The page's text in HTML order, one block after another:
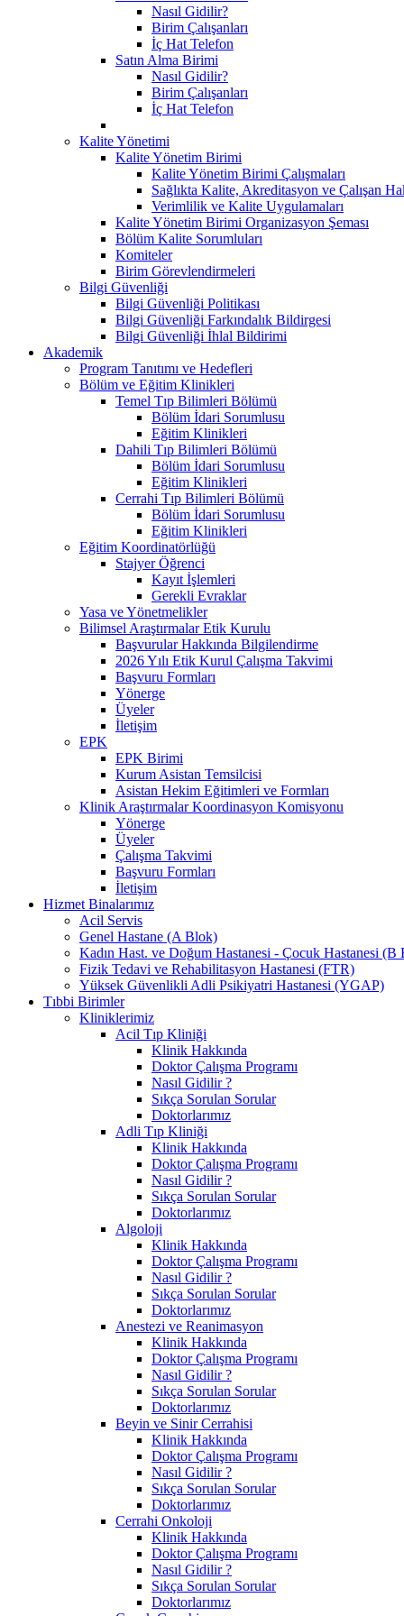
Nasıl Gidilir?
Birim Çalışanları
İç Hat Telefon
Satın Alma Birimi
Nasıl Gidilir?
Birim Çalışanları
İç Hat Telefon
Kalite Yönetimi
Kalite Yönetim Birimi
Kalite Yönetim Birimi Çalışmaları
Sağlıkta Kalite, Akreditasyon ve Çalışan
Verimlilik ve Kalite Uygulamaları
Kalite Yönetim Birimi Organizasyon Şeması
Bölüm Kalite Sorumluları
Komiteler
Birim Görevlendirmeleri
Bilgi Güvenliği
Bilgi Güvenliği Politikası
Bilgi Güvenliği Farkındalık Bildirgesi
Bilgi Güvenliği İhlal Bildirimi
Akademik
Program Tanıtımı ve Hedefleri
Bölüm ve Eğitim Klinikleri
Temel Tıp Bilimleri Bölümü
Bölüm İdari Sorumlusu
Eğitim Klinikleri
Dahili Tıp Bilimleri Bölümü
Bölüm İdari Sorumlusu
Eğitim Klinikleri
Cerrahi Tıp Bilimleri Bölümü
Bölüm İdari Sorumlusu
Eğitim Klinikleri
Eğitim Koordinatörlüğü
Stajyer Öğrenci
Kayıt İşlemleri
Gerekli Evraklar
Yasa ve Yönetmelikler
Bilimsel Araştırmalar Etik Kurulu
Başvurular Hakkında Bilgilendirme
2026 Yılı Etik Kurul Çalışma Takvimi
Başvuru Formları
Yönerge
Üyeler
İletişim
EPK
EPK Birimi
Kurum Asistan Temsilcisi
Asistan Hekim Eğitimleri ve Formları
Klinik Araştırmalar Koordinasyon Komisyonu
Yönerge
Üyeler
Çalışma Takvimi
Başvuru Formları
İletişim
Hizmet Binalarımız
Acil Servis
Genel Hastane (A Blok)
Kadın Hast. ve Doğum Hastanesi - Çocuk Hastanesi (B
Fizik Tedavi ve Rehabilitasyon Hastanesi (FTR)
Yüksek Güvenlikli Adli Psikiyatri Hastanesi (YGAP)
Tıbbi Birimler
Kliniklerimiz
Acil Tıp Kliniği
Klinik Hakkında
Doktor Çalışma Programı
Nasıl Gidilir ?
Sıkça Sorulan Sorular
Doktorlarımız
Adli Tıp Kliniği
Klinik Hakkında
Doktor Çalışma Programı
Nasıl Gidilir ?
Sıkça Sorulan Sorular
Doktorlarımız
Algoloji
Klinik Hakkında
Doktor Çalışma Programı
Nasıl Gidilir ?
Sıkça Sorulan Sorular
Doktorlarımız
Anestezi ve Reanimasyon
Klinik Hakkında
Doktor Çalışma Programı
Nasıl Gidilir ?
Sıkça Sorulan Sorular
Doktorlarımız
Beyin ve Sinir Cerrahisi
Klinik Hakkında
Doktor Çalışma Programı
Nasıl Gidilir ?
Sıkça Sorulan Sorular
Doktorlarımız
Cerrahi Onkoloji
Klinik Hakkında
Doktor Çalışma Programı
Nasıl Gidilir ?
Sıkça Sorulan Sorular
Doktorlarımız